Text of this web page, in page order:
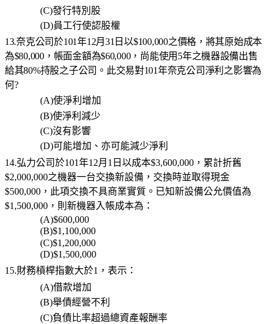
(C)發行特別股
(D)員工行使認股權
13.奈克公司於101年12月31 日以$100,000之價格，將其原始成本
為$80,000，帳面金額為$60,000，尚能使用 5年之機器設備出售
給其80%持股之子公司。此交易對101年奈克公司淨利之影響為
何?
(A)使淨利增加
(B)使淨利減少
(C)沒有影響
(D)可能增加、亦可能減少淨利
14.弘力公司於101年12月 1 日以成本$3,600,000 ，累計折舊
$2,000,000之機器一台交換新設備，交換時並取得現金
$500,000 ，此項交換不具商業實質。已知新設備公允價值為
$1,500,000 ，則新機器入帳成本為：
(A)$600,000
(B)$1,100,000
(C)$1,200,000
(D)$1,500,000
15.財務槓桿指數大於1 ，表示：
(A)借款增加
(B)舉債經營不利
(C)負債比率超過總資產報酬率